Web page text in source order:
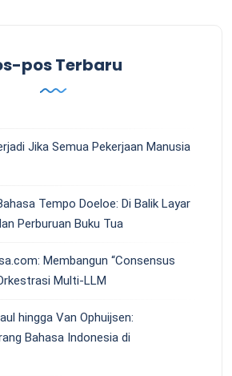
pos Terbaru
Jika Semua Pekerjaan Manusia
Tempo Doeloe: Di Balik Layar
Perburuan Buku Tua
Membangun “Consensus
Multi-LLM
hingga Van Ophuijsen:
Bahasa Indonesia di